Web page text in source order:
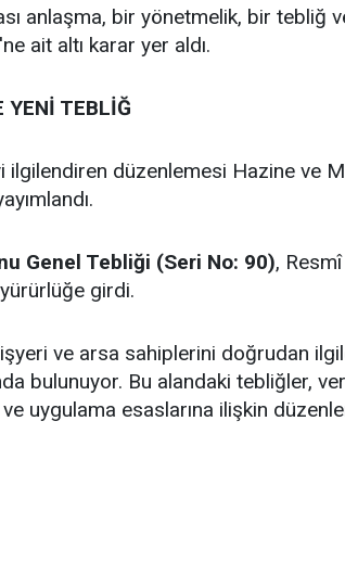
anlaşma, bir yönetmelik, bir tebliğ
ait altı karar yer aldı.
YENİ TEBLİĞ
ilgilendiren düzenlemesi Hazine ve
Genel Tebliği (Seri No: 90), Resmî
girdi.
ve arsa sahiplerini doğrudan
bulunuyor. Bu alandaki tebliğler,
uygulama esaslarına ilişkin